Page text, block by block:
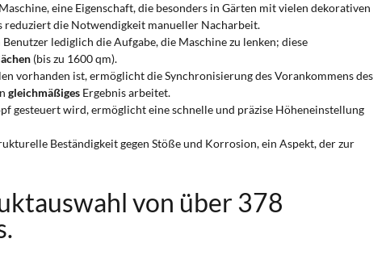
eine Eigenschaft, die besonders in Gärten mit vielen dekorativen
reduziert die Notwendigkeit manueller Nacharbeit.
lediglich die Aufgabe, die Maschine zu lenken; diese
(bis zu 1600 qm).
vorhanden ist, ermöglicht die Synchronisierung des Vorankommens des
gleichmäßiges Ergebnis arbeitet.
gesteuert wird, ermöglicht eine schnelle und präzise Höheneinstellung
Beständigkeit gegen Stöße und Korrosion, ein Aspekt, der zur
von über 378